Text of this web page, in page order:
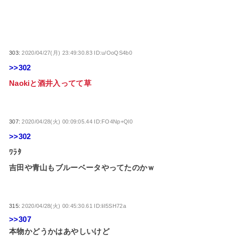
303:2020/04/27(月) 23:49:30.83 ID:u/OoQS4b0
>>302
Naokiと酒井入ってて草
307:2020/04/28(火) 00:09:05.44 ID:FO4Np+Ql0
>>302
ﾜﾗﾀ
吉田や青山もブルーベータやってたのかｗ
315:2020/04/28(火) 00:45:30.61 ID:liI5SH72a
>>307
本物かどうかはあやしいけど